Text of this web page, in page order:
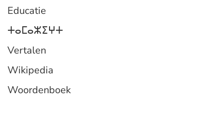
Educatie
ⵜⴰⵎⴰⵣⵉⵖⵜ
Vertalen
Wikipedia
Woordenboek